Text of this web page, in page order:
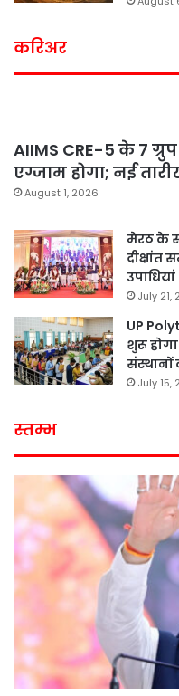
करिअर
AIIMS CRE-5 के 7 ग्रुप
एग्जाम होगा; नई
August 1, 2026
मेरठ के
दीक्षांत
उपाधियां
July 21,
UP
शुरू
संस्थानों
July 15,
स्तम्भ